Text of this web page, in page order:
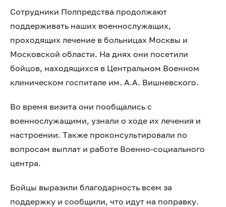
Сотрудники Полпредства продолжают
поддерживать наших военнослужащих,
проходящих лечение в больницах Москвы и
Московской области. На днях они посетили
бойцов, находящихся в Центральном Военном
клиническом госпитале им. А.А. Вишневского.
Во время визита они пообщались с
военнослужащими, узнали о ходе их лечения и
настроении. Также проконсультировали по
вопросам выплат и работе Военно-социального
центра.
Бойцы выразили благодарность всем за
поддержку и сообщили, что идут на поправку.